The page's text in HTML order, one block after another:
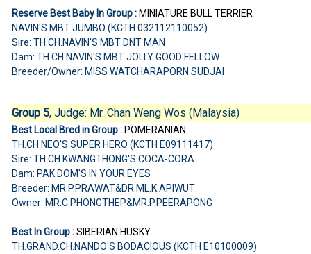
Reserve Best Baby In Group :MINIATURE BULL TERRIER
NAVIN'S MBT JUMBO (KCTH 032112110052)
Sire: TH.CH.NAVIN'S MBT DNT MAN
Dam: TH.CH.NAVIN'S MBT JOLLY GOOD FELLOW
Breeder/Owner: MISS WATCHARAPORN SUDJAI
Group 5, Judge: Mr. Chan Weng Wos (Malaysia)
Best Local Bred in Group :POMERANIAN
TH.CH.NEO'S SUPER HERO (KCTH E09111417)
Sire: TH.CH.KWANGTHONG'S COCA-CORA
Dam: PAK DOM'S IN YOUR EYES
Breeder: MR.P.PRAWAT&DR.ML.K.APIWUT
Owner: MR.C.PHONGTHEP&MR.P.PEERAPONG
Best In Group :SIBERIAN HUSKY
TH.GRAND.CH.NANDO'S BODACIOUS (KCTH E10100009)